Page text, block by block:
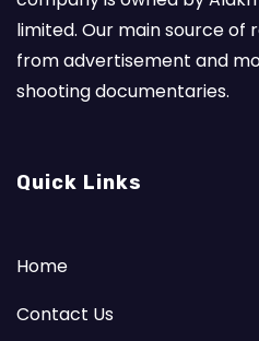
limited. Our main source of
from advertisement and
shooting documentaries.
Quick Links
Home
Contact Us